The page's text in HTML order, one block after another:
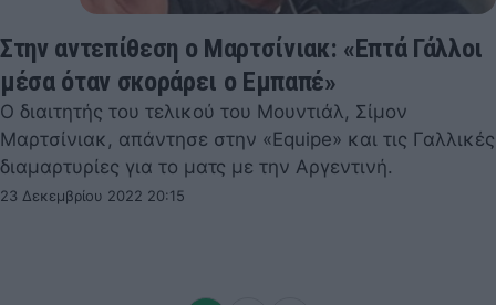
Στην αντεπίθεση ο Μαρτσίνιακ: «Επτά Γάλλοι
μέσα όταν σκοράρει ο Εμπαπέ»
Ο διαιτητής του τελικού του Μουντιάλ, Σίμον
Μαρτσίνιακ, απάντησε στην «Equipe» και τις Γαλλικές
διαμαρτυρίες για το ματς με την Αργεντινή.
23 Δεκεμβρίου 2022 20:15